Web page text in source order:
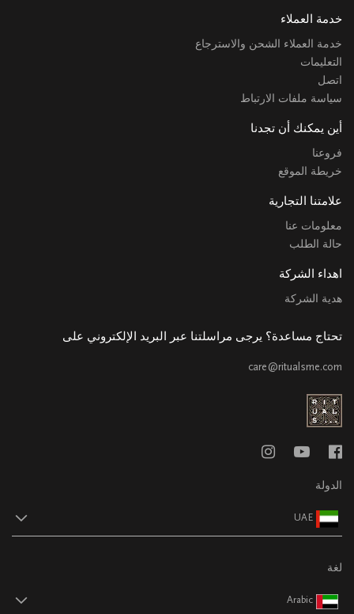
خدمة العملاء
خدمة العملاء الشحن والاسترجاع
التعليمات
اتصل
سياسة ملفات الارتباط
أين يمكنك أن تجدنا
فروعنا
خريطة الموقع
علامتنا التجارية
معلومات عنا
حالة الطلب
اهداء الشركة
هدية الشركة
تحتاج مساعدة؟ يرجى مراسلتنا عبر البريد الإلكتروني على
care@ritualsme.com
الدولة
UAE
لغة
Arabic